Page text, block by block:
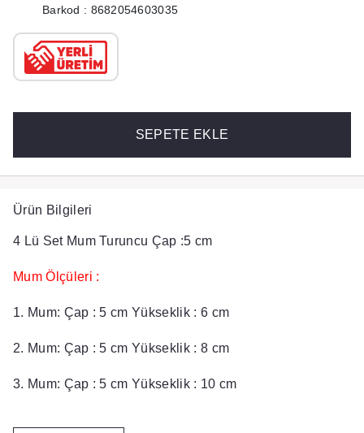
Barkod : 8682054603035
SEPETE EKLE
Ürün Bilgileri
4 Lü Set Mum Turuncu Çap :5 cm
Mum Ölçüleri :
1. Mum: Çap : 5 cm Yükseklik : 6 cm
2. Mum: Çap : 5 cm Yükseklik : 8 cm
3. Mum: Çap : 5 cm Yükseklik : 10 cm